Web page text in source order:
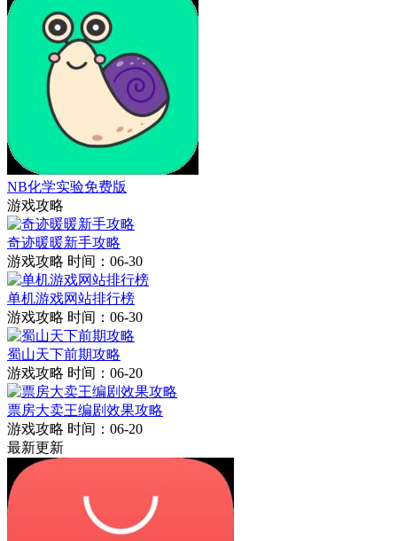
NB化学实验免费版
游戏攻略
奇迹暖暖新手攻略
游戏攻略 时间：06-30
单机游戏网站排行榜
游戏攻略 时间：06-30
蜀山天下前期攻略
游戏攻略 时间：06-20
票房大卖王编剧效果攻略
游戏攻略 时间：06-20
最新更新